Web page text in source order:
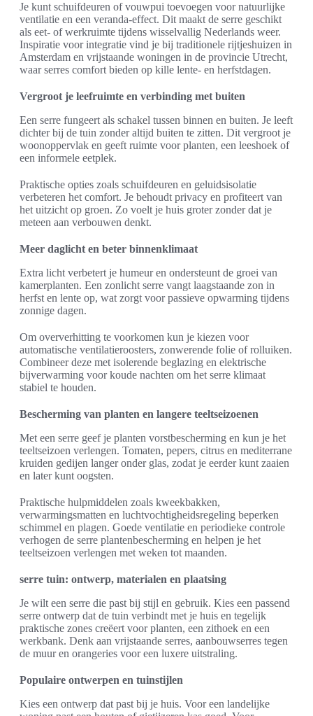
Je kunt schuifdeuren of vouwpui toevoegen voor natuurlijke
ventilatie en een veranda-effect. Dit maakt de serre geschikt
als eet- of werkruimte tijdens wisselvallig Nederlands weer.
Inspiratie voor integratie vind je bij traditionele rijtjeshuizen in
Amsterdam en vrijstaande woningen in de provincie Utrecht,
waar serres comfort bieden op kille lente- en herfstdagen.
Vergroot je leefruimte en verbinding met buiten
Een serre fungeert als schakel tussen binnen en buiten. Je leeft
dichter bij de tuin zonder altijd buiten te zitten. Dit vergroot je
woonoppervlak en geeft ruimte voor planten, een leeshoek of
een informele eetplek.
Praktische opties zoals schuifdeuren en geluidsisolatie
verbeteren het comfort. Je behoudt privacy en profiteert van
het uitzicht op groen. Zo voelt je huis groter zonder dat je
meteen aan verbouwen denkt.
Meer daglicht en beter binnenklimaat
Extra licht verbetert je humeur en ondersteunt de groei van
kamerplanten. Een zonlicht serre vangt laagstaande zon in
herfst en lente op, wat zorgt voor passieve opwarming tijdens
zonnige dagen.
Om oververhitting te voorkomen kun je kiezen voor
automatische ventilatieroosters, zonwerende folie of rolluiken.
Combineer deze met isolerende beglazing en elektrische
bijverwarming voor koude nachten om het serre klimaat
stabiel te houden.
Bescherming van planten en langere teeltseizoenen
Met een serre geef je planten vorstbescherming en kun je het
teeltseizoen verlengen. Tomaten, pepers, citrus en mediterrane
kruiden gedijen langer onder glas, zodat je eerder kunt zaaien
en later kunt oogsten.
Praktische hulpmiddelen zoals kweekbakken,
verwarmingsmatten en luchtvochtigheidsregeling beperken
schimmel en plagen. Goede ventilatie en periodieke controle
verhogen de serre plantenbescherming en helpen je het
teeltseizoen verlengen met weken tot maanden.
serre tuin: ontwerp, materialen en plaatsing
Je wilt een serre die past bij stijl en gebruik. Kies een passend
serre ontwerp dat de tuin verbindt met je huis en tegelijk
praktische zones creëert voor planten, een zithoek en een
werkbank. Denk aan vrijstaande serres, aanbouwserres tegen
de muur en orangeries voor een luxere uitstraling.
Populaire ontwerpen en tuinstijlen
Kies een ontwerp dat past bij je huis. Voor een landelijke